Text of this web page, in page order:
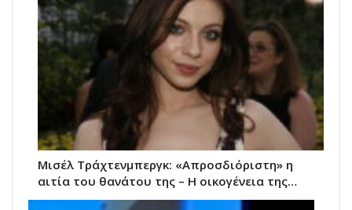
Μισέλ Τράχτενμπεργκ: «Απροσδιόριστη» η
αιτία του θανάτου της – Η οικογένεια της…